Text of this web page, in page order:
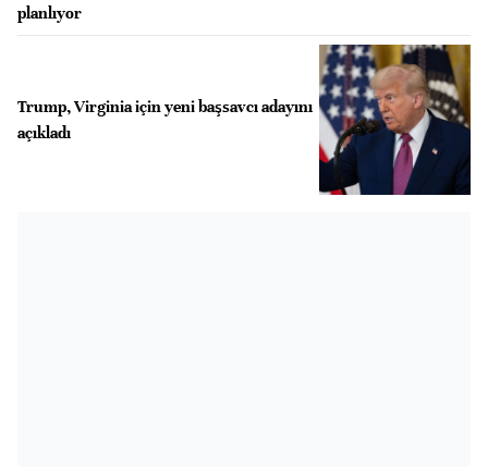
planlıyor
Trump, Virginia için yeni başsavcı adayını
açıkladı